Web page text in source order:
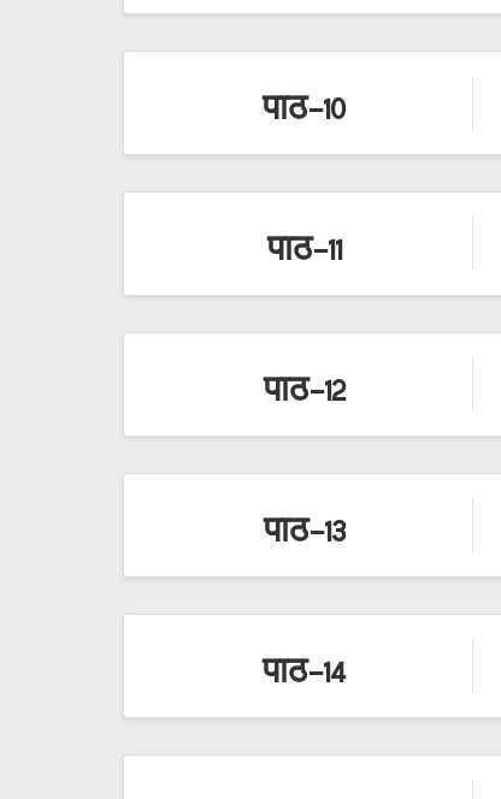
पाठ-10
पाठ-11
पाठ-12
पाठ-13
पाठ-14